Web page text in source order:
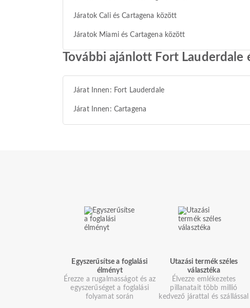
Járatok Cali és Cartagena között
Járatok Miami és Cartagena között
További ajánlott Fort Lauderdale
Járat Innen: Fort Lauderdale
Járat Innen: Cartagena
Egyszerűsítse a foglalási
élményt
Érezze a rugalmasságot és az
egyszerűséget a foglalási
folyamat során
Utazási termék széles
választéka
Élvezze emlékezetes
pillanatait több millió
kedvező járattal és szállással